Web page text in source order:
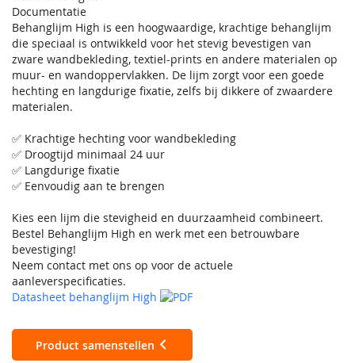
Documentatie
Behanglijm High is een hoogwaardige, krachtige behanglijm
die speciaal is ontwikkeld voor het stevig bevestigen van
zware wandbekleding, textiel-prints en andere materialen op
muur- en wandoppervlakken. De lijm zorgt voor een goede
hechting en langdurige fixatie, zelfs bij dikkere of zwaardere
materialen.
✅ Krachtige hechting voor wandbekleding
✅ Droogtijd minimaal 24 uur
✅ Langdurige fixatie
✅ Eenvoudig aan te brengen
Kies een lijm die stevigheid en duurzaamheid combineert.
Bestel Behanglijm High en werk met een betrouwbare
bevestiging!
Neem contact met ons op voor de actuele
aanleverspecificaties.
Datasheet behanglijm High
Product samenstellen